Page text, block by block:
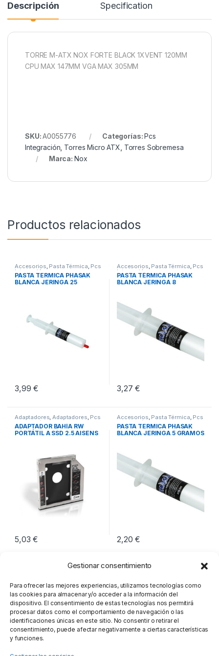
Gestionar consentimiento
Para ofrecer las mejores experiencias, utilizamos tecnologías como
las cookies para almacenar y/o acceder a la información del
dispositivo. El consentimiento de estas tecnologías nos permitirá
procesar datos como el comportamiento de navegación o las
identificaciones únicas en este sitio. No consentir o retirar el
consentimiento, puede afectar negativamente a ciertas características
y funciones.
Descripción Specification
TORRE M-ATX NOX FORTE BLACK 1XVENT 120MM
CPU MAX 147MM VGA MAX 305MM
SKU:A0055776 Categorías:Pcs
Integración Torres Micro ATX Torres Sobremesa
Marca: Nox
Productos relacionados
Accesorios, Pasta Térmica, Pcs
Integración
PASTA TERMICA PHASAK
BLANCA JERINGA 25
3,99€
Accesorios, Pasta Térmica, Pcs
Integración
PASTA TÉRMICA PHASAK
BLANCA JERINGA 8
3,27€
Adaptadores,Adaptadores, Pcs
Integración
ADAPTADOR BAHÍA RW
PORTÁTIL A SSD 2.5 AISENS
5,03€
Accesorios, Pasta Térmica, Pcs
Integración
PASTA TERMICA PHASAK
BLANCA JERINGA 5 GRAMOS
2,20€